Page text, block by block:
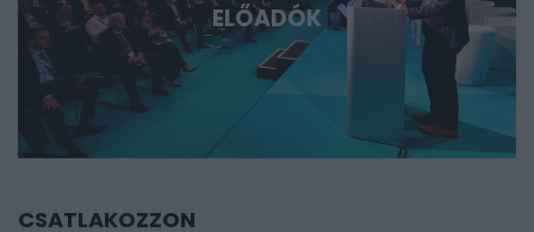
ELŐADÓK
CSATLAKOZZON